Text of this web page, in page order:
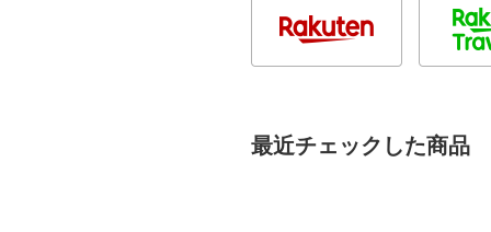
最近チェックした商品